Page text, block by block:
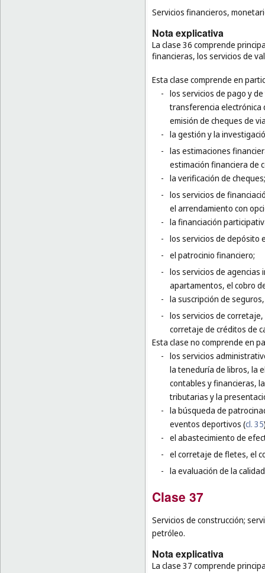
Servicios financieros,
Nota explicativa
La clase 36 comprende
financieras, los servicios de
Esta clase comprende en
- los servicios de pago y
transferencia electrónica
emisión de cheques de
- la gestión y la
- las estimaciones
estimación financiera de
- la verificación de cheques;
- los servicios de
el arrendamiento con
- la financiación
- los servicios de depósito
- el patrocinio financiero;
- los servicios de agencias
apartamentos, el cobro
- la suscripción de
- los servicios de
corretaje de créditos de
Esta clase no comprende en
- los servicios
la teneduría de libros, la
contables y financieras,
tributarias y la
- la búsqueda de
eventos deportivos (cl. 35
- el abastecimiento de
- el corretaje de fletes, el
- la evaluación de la
Clase 37
Servicios de construcción;
petróleo.
Nota explicativa
La clase 37 comprende